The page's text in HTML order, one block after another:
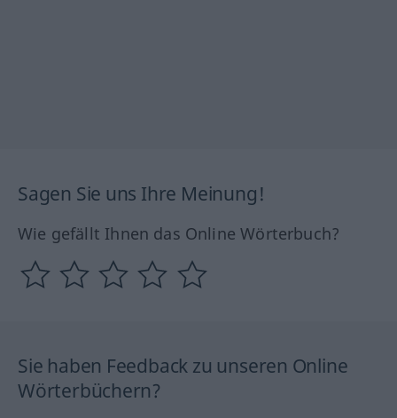
Sagen Sie uns Ihre Meinung!
Wie gefällt Ihnen das Online Wörterbuch?
Sie haben Feedback zu unseren Online
Wörterbüchern?